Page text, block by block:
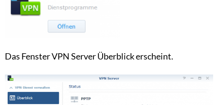
Das Fenster VPN Server Überblick erscheint.